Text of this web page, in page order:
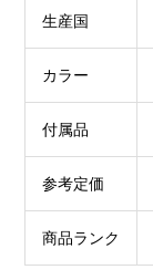
生産国
カラー
付属品
参考定価
商品ランク